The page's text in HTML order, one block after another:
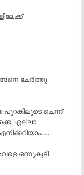
ചേർത്തു
പുറകിലൂടെ ചെന്ന്
എല്ലാ
ഒന്നുകൂടി